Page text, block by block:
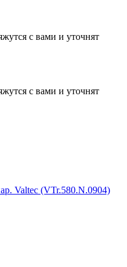
с вами и уточнят
с вами и уточнят
Valtec (VTr.580.N.0904)